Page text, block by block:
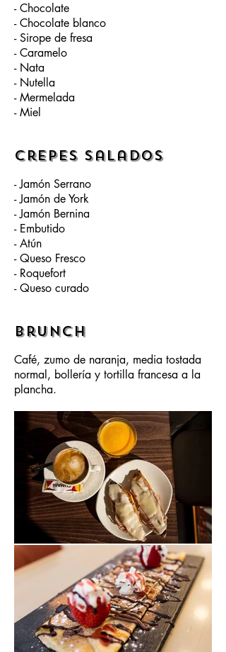
- Chocolate
- Chocolate blanco
- Sirope de fresa
- Caramelo
- Nata
- Nutella
- Mermelada
- Miel
Crepes salados
- Jamón Serrano
- Jamón de York
- Jamón Bernina
- Embutido
- Atún
- Queso Fresco
- Roquefort
- Queso curado
brunch
Café, zumo de naranja, media tostada
normal, bollería y tortilla francesa a la
plancha.